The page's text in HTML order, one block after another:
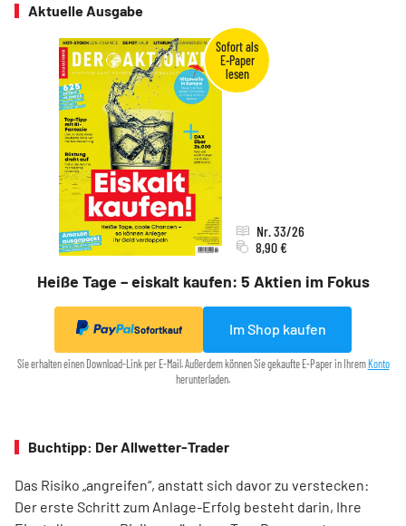
Aktuelle Ausgabe
Heiße Tage – eiskalt kaufen: 5 Aktien im Fokus
Nr. 33/26
8,90 €
Sofortkauf Im Shop kaufen
Sie erhalten einen Download-Link per E-Mail. Außerdem können Sie gekaufte E-Paper in IhremKonto
herunterladen.
Buchtipp: Der Allwetter-Trader
Das Risiko „angreifen“, anstatt sich davor zu verstecken:
Der erste Schritt zum Anlage-Erfolg besteht darin, Ihre